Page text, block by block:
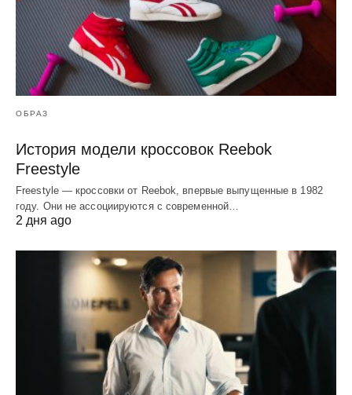
ОБРАЗ
История модели кроссовок Reebok
Freestyle
Freestyle — кроссовки от Reebok, впервые выпущенные в 1982
году. Они не ассоциируются с современной…
2 дня ago